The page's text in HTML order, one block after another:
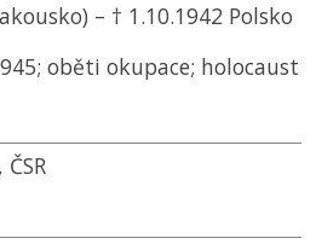
– † 1.10.1942 Polsko
oběti okupace; holocaust
ČSR